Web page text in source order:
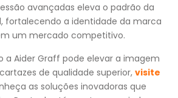
avançadas eleva o padrão da
fortalecendo a identidade da marca
um mercado competitivo.
a Aider Graff pode elevar a imagem
de qualidade superior, visite
as soluções inovadoras que